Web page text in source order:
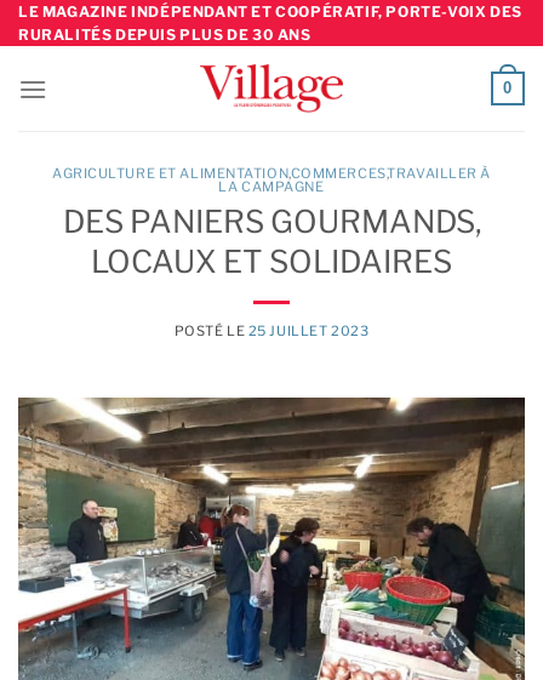
Skip
to
LE MAGAZINE INDÉPENDANT ET COOPÉRATIF, PORTE-VOIX DES
RURALITÉS DEPUIS PLUS DE 30 ANS
0
AGRICULTURE ET ALIMENTATION,COMMERCESTRAVAILLER À
LA CAMPAGNE
DES PANIERS GOURMANDS,
LOCAUX ET SOLIDAIRES
POSTÉ LE 25 JUILLET 2023